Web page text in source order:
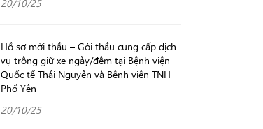
20/10/25
Hồ sơ mời thầu – Gói thầu cung cấp dịch
vụ trông giữ xe ngày/đêm tại Bệnh viện
Quốc tế Thái Nguyên và Bệnh viện TNH
Phổ Yên
20/10/25